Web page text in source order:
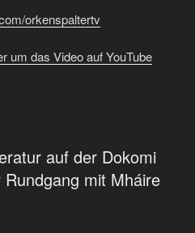
orkenspaltertv
um das Video auf YouTube
auf der Dokomi
mit Mháire